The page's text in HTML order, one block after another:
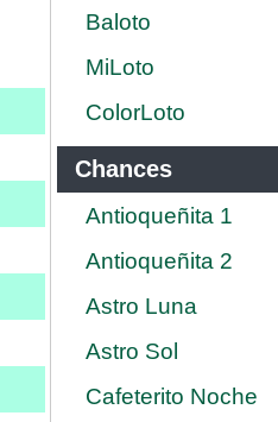
Baloto
MiLoto
ColorLoto
Chances
Antioqueñita 1
Antioqueñita 2
Astro Luna
Astro Sol
Cafeterito Noche